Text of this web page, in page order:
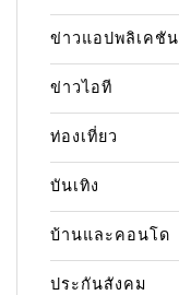
ข่าวแอปพลิเคชัน
ข่าวไอที
ท่องเที่ยว
บันเทิง
บ้านและคอนโด
ประกันสังคม